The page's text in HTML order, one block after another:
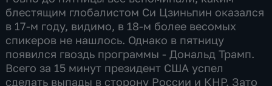
блестящим глобалистом Си Цзиньпин оказался
в 17-м году, видимо, в 18-м более весомых
спикеров не нашлось. Однако в пятницу
появился гвоздь программы - Дональд Трамп.
Всего за 15 минут президент США успел
сделать выпады в сторону России и КНР. Зато